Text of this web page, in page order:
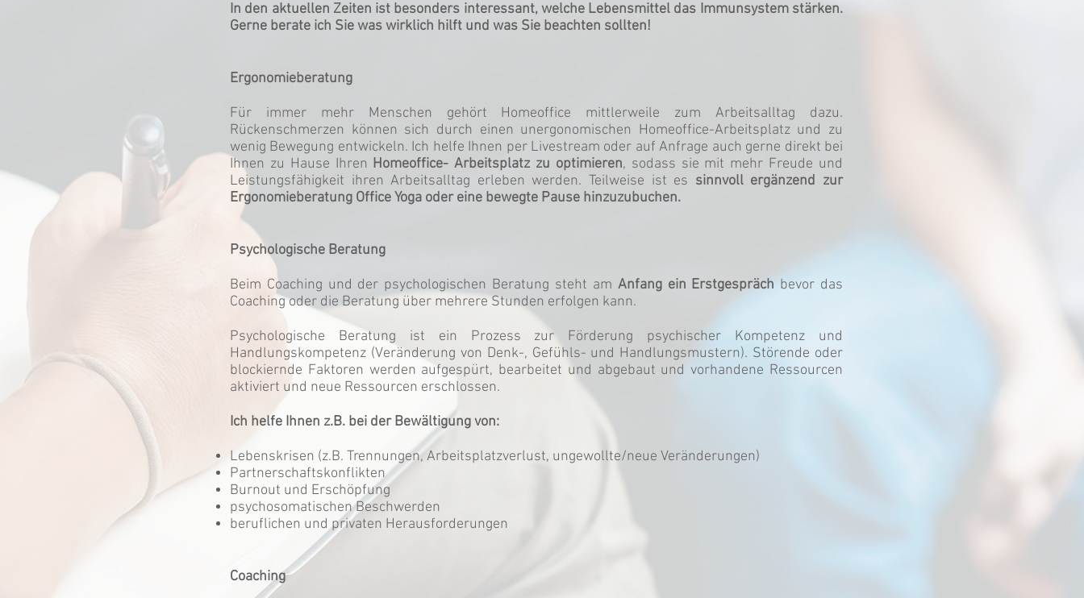
In den aktuellen Zeiten ist besonders interessant, welche Lebensmittel das Immunsystem stärken.
Gerne berate ich Sie was wirklich hilft und was Sie beachten sollten!
Ergonomieberatung
Für immer mehr Menschen gehört Homeoffice mittlerweile zum Arbeitsalltag dazu.
Rückenschmerzen können sich durch einen unergonomischen Homeoffice-Arbeitsplatz und zu
wenig Bewegung entwickeln. Ich helfe Ihnen per Livestream oder auf Anfrage auch gerne direkt bei
Ihnen zu Hause Ihren Homeoffice- Arbeitsplatz zu optimieren, sodass sie mit mehr Freude und
Leistungsfähigkeit ihren Arbeitsalltag erleben werden. Teilweise ist es sinnvoll ergänzend zur
Ergonomieberatung Office Yoga oder eine bewegte Pause hinzuzubuchen.
Psychologische Beratung
Beim Coaching und der psychologischen Beratung steht am Anfang ein Erstgespräch bevor das
Coaching oder die Beratung über mehrere Stunden erfolgen kann.
Psychologische Beratung ist ein Prozess zur Förderung psychischer Kompetenz und
Handlungskompetenz (Veränderung von Denk-, Gefühls- und Handlungsmustern). Störende oder
blockiernde Faktoren werden aufgespürt, bearbeitet und abgebaut und vorhandene Ressourcen
aktiviert und neue Ressourcen erschlossen.
Ich helfe Ihnen z.B. bei der Bewältigung von:
Lebenskrisen (z.B. Trennungen, Arbeitsplatzverlust, ungewollte/neue Veränderungen)
Partnerschaftskonflikten
Burnout und Erschöpfung
psychosomatischen Beschwerden
beruflichen und privaten Herausforderungen
Coaching